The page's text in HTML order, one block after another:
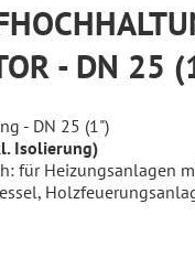
- DN 25
- DN 25 (1")
Isolierung)
für Heizungsanlagen